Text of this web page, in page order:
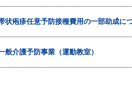
状疱疹任意予防接種費用の一部助成に
般介護予防事業（運動教室）